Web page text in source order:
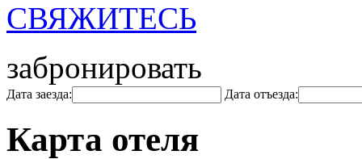
СВЯЖИТЕСЬ
забронировать
Дата заезда: Дата отъезда:
Карта отеля